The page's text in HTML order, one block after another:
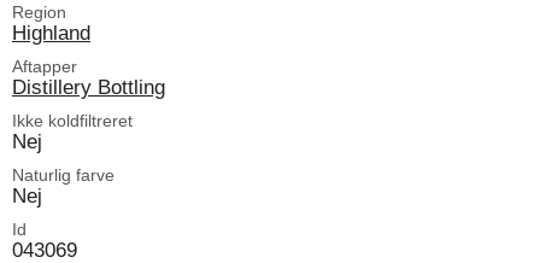
Region
Highland
Aftapper
Distillery Bottling
Ikke koldfiltreret
Nej
Naturlig farve
Nej
Id
043069